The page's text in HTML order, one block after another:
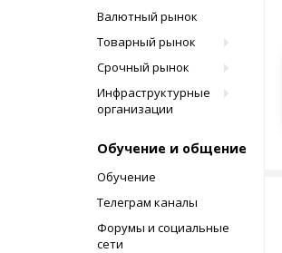
Валютный рынок
Товарный рынок
Срочный рынок
Инфраструктурные
организации
Обучение и общение
Обучение
Телеграм каналы
Форумы и социальные
сети